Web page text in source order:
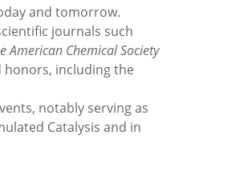
and tomorrow.
journals such
American Chemical Society
honors, including the
notably serving as
Catalysis and in